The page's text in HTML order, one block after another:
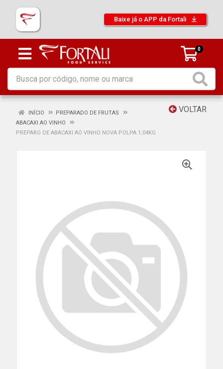
Baixe já o APP da Fortali
0
VOLTAR
INÍCIO
PREPARADO DE FRUTAS
ABACAXI AO VINHO
PREPARO DE ABACAXI AO VINHO NOVA POLPA 1,04KG